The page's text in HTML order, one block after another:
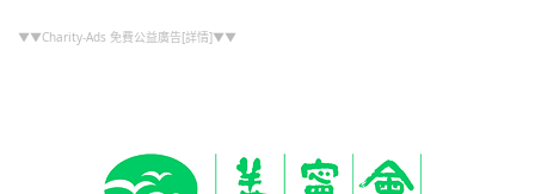
▼▼Charity-Ads 免費公益廣告[詳情]▼▼